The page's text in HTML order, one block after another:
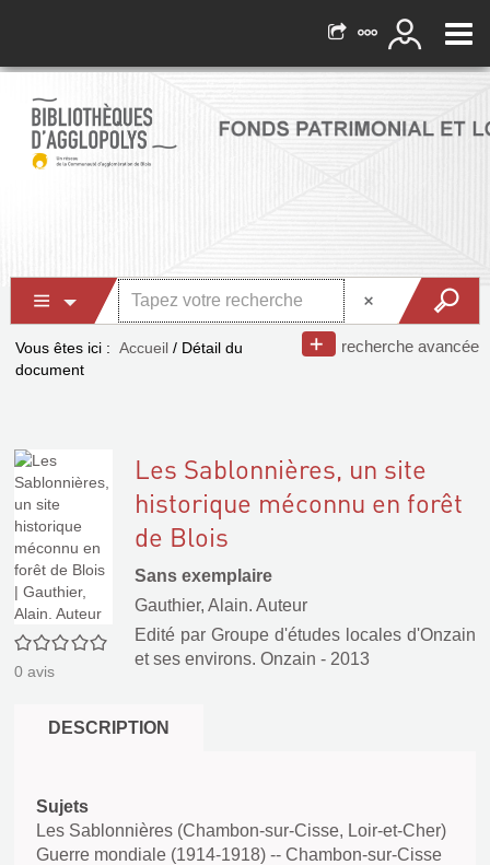
recherche avancée
Vous êtes ici : Accueil / Détail du
document
0/5
0 avis
Les Sablonnières, un site
historique méconnu en forêt
de Blois
Sans exemplaire
Gauthier, Alain. Auteur
Edité par Groupe d'études locales d'Onzain
et ses environs. Onzain - 2013
DESCRIPTION
Sujets
Les Sablonnières (Chambon-sur-Cisse, Loir-et-Cher)
Guerre mondiale (1914-1918) -- Chambon-sur-Cisse